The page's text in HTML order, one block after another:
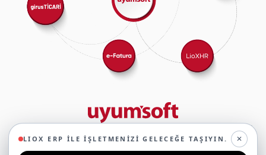
LIOX ERP ILE İŞLETMENIZI GELECEĞE TAŞIYIN. ✕
29 yıllık deneyimimizle birlikte, 350'den fazla iş ortağıyla iş birliği
yaparak, 45'ten fazla sektörde faaliyet gösteriyor ve
oluşturduğumuz ekosistemin gücüyle geleceğe sağlam adımlarla